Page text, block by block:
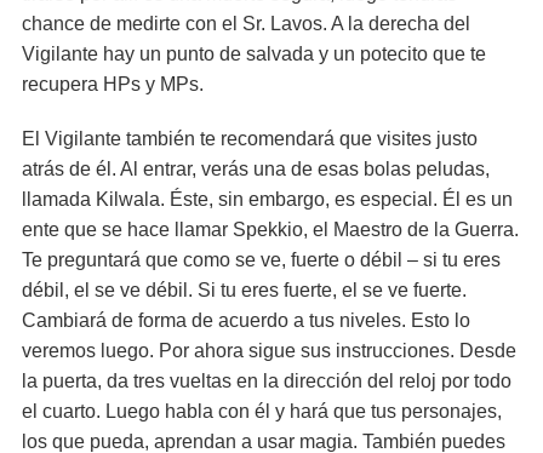
chance de medirte con el Sr. Lavos. A la derecha del
Vigilante hay un punto de salvada y un potecito que te
recupera HPs y MPs.
El Vigilante también te recomendará que visites justo
atrás de él. Al entrar, verás una de esas bolas peludas,
llamada Kilwala. Éste, sin embargo, es especial. Él es un
ente que se hace llamar Spekkio, el Maestro de la Guerra.
Te preguntará que como se ve, fuerte o débil – si tu eres
débil, el se ve débil. Si tu eres fuerte, el se ve fuerte.
Cambiará de forma de acuerdo a tus niveles. Esto lo
veremos luego. Por ahora sigue sus instrucciones. Desde
la puerta, da tres vueltas en la dirección del reloj por todo
el cuarto. Luego habla con él y hará que tus personajes,
los que pueda, aprendan a usar magia. También puedes